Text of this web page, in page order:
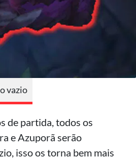
vazio
de partida, todos os
e Azuporã serão
isso os torna bem mais